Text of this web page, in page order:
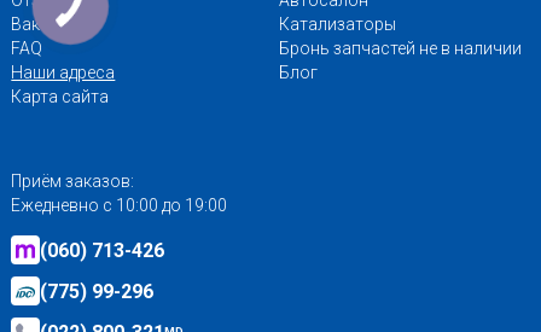
Вакансии
FAQ
Наши адреса
Карта сайта
Катализаторы
Бронь запчастей не в наличии
Блог
Приём заказов:
Ежедневно с 10:00 до 19:00
(060) 713-426
(775) 99-296